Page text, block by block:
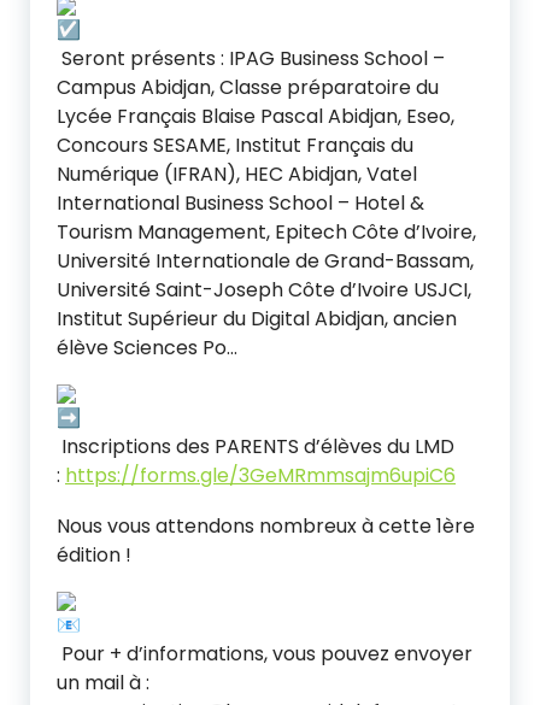
Seront présents : IPAG Business School –
Campus Abidjan, Classe préparatoire du
Lycée Français Blaise Pascal Abidjan, Eseo,
Concours SESAME, Institut Français du
Numérique (IFRAN), HEC Abidjan, Vatel
International Business School – Hotel &
Tourism Management, Epitech Côte d’Ivoire,
Université Internationale de Grand-Bassam,
Université Saint-Joseph Côte d’Ivoire USJCI,
Institut Supérieur du Digital Abidjan, ancien
élève Sciences Po…
Inscriptions des PARENTS d’élèves du LMD
: https://forms.gle/3GeMRmmsajm6upiC6
Nous vous attendons nombreux à cette 1ère
édition !
Pour + d’informations, vous pouvez envoyer
un mail à :